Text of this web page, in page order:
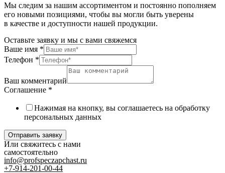
Мы следим за нашим ассортиментом и постоянно пополняем
его новыми позициями, чтобы вы могли быть уверены
в качестве и доступности нашей продукции.
Оставьте заявку и мы с вами свяжемся
Ваше имя *
Телефон *
Ваш комментарий
Соглашение *
Нажимая на кнопку, вы соглашаетесь на обработку
персональных данных
Отправить заявку
Или свяжитесь с нами
самостоятельно
info@profspeczapchast.ru
+7-914-201-00-44